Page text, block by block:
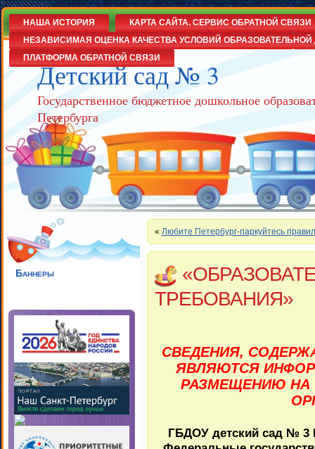
Детский сад № 3
Государственное бюджетное дошкольное
Петербурга
НАША ИСТОРИЯ
КАРТА САЙТА. СЕРВИС ОБРАТНОЙ СВЯЗИ
НЕЗАВИСИМАЯ ОЦЕНКА КАЧЕСТВА УСЛОВИЙ
ПЛАТФОРМА ОБРАТНОЙ СВЯЗИ
Баннеры
« Любите Петербург-паркуйтесь
ТРЕБОВАНИЯ»
СВЕДЕНИЯ,
ЯВЛЯЮТСЯ
РАЗМЕЩЕНИЮ НА
ГБДОУ детский сад № 3